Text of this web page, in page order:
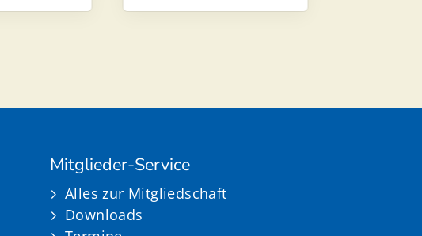
Mitglieder-Service
Alles zur Mitgliedschaft
Downloads